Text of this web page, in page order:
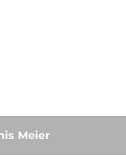
Meier